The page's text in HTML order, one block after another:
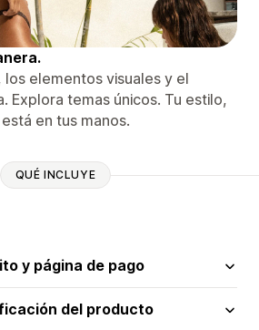
elementos visuales y el
Explora temas únicos. Tu estilo,
en tus manos.
QUÉ INCLUYE
y página de pago
del producto